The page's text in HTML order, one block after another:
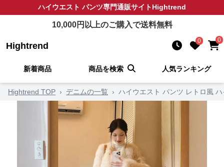
ハイウエスト パンツ専門通販サイトHightrend
10,000円以上のご購入で送料無料
Hightrend 0 0
新着商品 商品を検索 人気ランキング
Hightrend TOP › デニムの一覧 › ハイウエスト パンツ レトロ風